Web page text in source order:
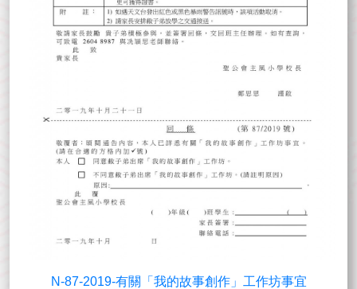
N-87-2019-有關「我的故事創作」工作坊事宜